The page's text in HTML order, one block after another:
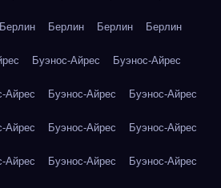
Берлин Берлин Берлин Берлин
Буэнос-Айрес Буэнос-Айрес
Айрес Буэнос-Айрес Буэнос-Айрес
Айрес Буэнос-Айрес Буэнос-Айрес
Айрес Буэнос-Айрес Буэнос-Айрес